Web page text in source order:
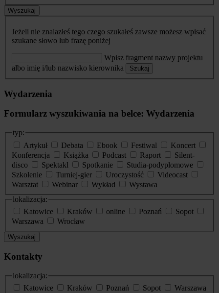
Wyszukaj
Jeżeli nie znalazłeś tego czego szukałeś zawsze możesz wpisać
szukane słowo lub frazę poniżej
Wpisz fragment nazwy projektu
albo imię i/lub nazwisko kierownika
Szukaj
Wydarzenia
Formularz wyszukiwania na belce: Wydarzenia
typ:
Artykuł
Debata Ebook Festiwal
Koncert
Konferencja
Książka Podcast Raport
Silent-
disco
Spektakl Spotkanie
Studia-podyplomowe
Szkolenie
Turniej-gier Uroczystość
Videocast
Warsztat
Webinar Wykład
Wystawa
lokalizacja:
Katowice
Kraków online Poznań
Sopot
Warszawa
Wrocław
Wyszukaj
Kontakty
lokalizacja:
Katowice
Kraków Poznań Sopot
Warszawa